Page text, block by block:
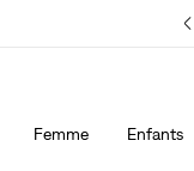
Femme Enfants